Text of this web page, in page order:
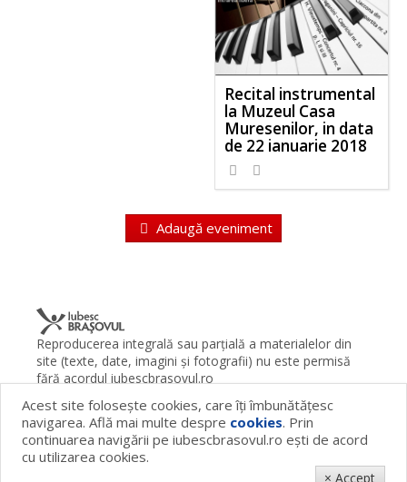
Recital instrumental
la Muzeul Casa
Muresenilor, in data
de 22 ianuarie 2018
Adaugă eveniment
Reproducerea integrală sau parţială a materialelor din
site (texte, date, imagini şi fotografii) nu este permisă
fără acordul iubescbrasovul.ro
Termeni şi condiţii
Contact Despre proiect
FAQ
Cookies
Publicitate
© 2026 iubescbrasovul.ro
Acest site foloseşte cookies, care îţi îmbunătăţesc
navigarea. Află mai multe despre cookies. Prin
continuarea navigării pe iubescbrasovul.ro eşti de acord
cu utilizarea cookies.
× Accept